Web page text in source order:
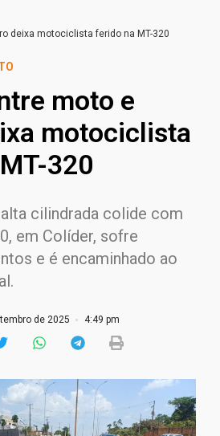
deixa motociclista ferido na MT-320
moto e
motociclista
320
cilindrada colide com
em Colíder, sofre
e é encaminhado ao
de 2025 4:49 pm